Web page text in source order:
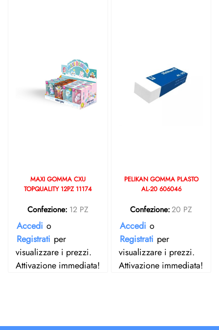
MAXI GOMMA CXU
TOPQUALITY 12PZ 11174
Confezione: 12 PZ
Accedi o
Registrati per
visualizzare i prezzi.
Attivazione immediata!
PELIKAN GOMMA PLASTO
AL-20 606046
Confezione:20 PZ
Accedi o
Registrati per
visualizzare i prezzi.
Attivazione immediata!